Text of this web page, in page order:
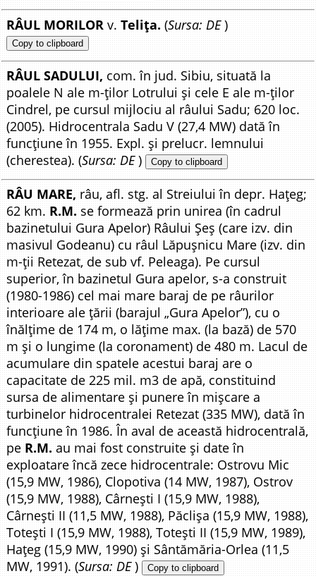
RÂUL MORILOR v.Telița. (Sursa: DE)
Copy to clipboard
RÂUL SADULUI, com. în jud. Sibiu, situată la
poalele N ale m-ților Lotrului și cele E ale m-ților
Cindrel, pe cursul mijlociu al râului Sadu; 620 loc.
(2005). Hidrocentrala Sadu V (27,4 MW) dată în
funcțiune în 1955. Expl. și prelucr. lemnului
(cherestea). (Sursa: DE) Copy to clipboard
RÂU MARE, râu, afl. stg. al Streiului în depr. Hațeg;
62 km. R.M. se formează prin unirea (în cadrul
bazinetului Gura Apelor) Râului Șeș (care izv. din
masivul Godeanu) cu râul Lăpușnicu Mare (izv. din
m-ții Retezat, de sub vf. Peleaga). Pe cursul
superior, în bazinetul Gura apelor, s-a construit
(1980-1986) cel mai mare baraj de pe râurilor
interioare ale țării (barajul „Gura Apelor”), cu o
înălțime de 174 m, o lățime max. (la bază) de 570
m și o lungime (la coronament) de 480 m. Lacul de
acumulare din spatele acestui baraj are o
capacitate de 225 mil. m3 de apă, constituind
sursa de alimentare și punere în mișcare a
turbinelor hidrocentralei Retezat (335 MW), dată în
funcțiune în 1986. În aval de această hidrocentrală,
pe R.M. au mai fost construite și date în
exploatare încă zece hidrocentrale: Ostrovu Mic
(15,9 MW, 1986), Clopotiva (14 MW, 1987), Ostrov
(15,9 MW, 1988), Cârnești I (15,9 MW, 1988),
Cârnești II (11,5 MW, 1988), Păclișa (15,9 MW, 1988),
Totești I (15,9 MW, 1988), Totești II (15,9 MW, 1989),
Hațeg (15,9 MW, 1990) și Sântămăria-Orlea (11,5
MW, 1991). (Sursa: DE) Copy to clipboard